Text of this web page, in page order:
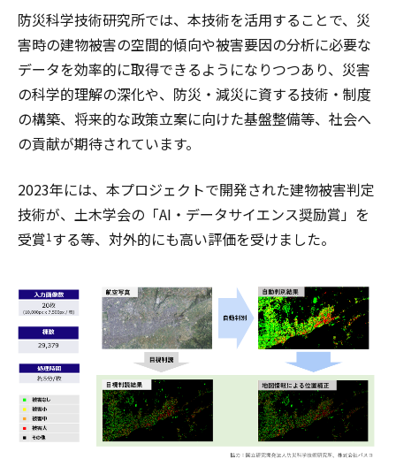
防災科学技術研究所では、本技術を活用することで、災
害時の建物被害の空間的傾向や被害要因の分析に必要な
データを効率的に取得できるようになりつつあり、災害
の科学的理解の深化や、防災・減災に資する技術・制度
の構築、将来的な政策立案に向けた基盤整備等、社会へ
の貢献が期待されています。
2023年には、本プロジェクトで開発された建物被害判定
技術が、土木学会の「AI・データサイエンス奨励賞」を
受賞1 する等、対外的にも高い評価を受けました。